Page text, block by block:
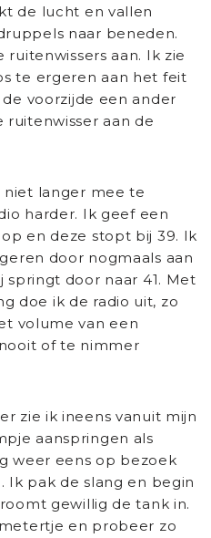
de lucht en vallen
naar beneden.
aan. Ik zie
te ergeren aan het feit
voorzijde een ander
aan de
langer mee te
harder. Ik geef een
en deze stopt bij 39. Ik
door nogmaals aan
springt door naar 41. Met
doe ik de radio uit, zo
volume van een
of te nimmer
zie ik ineens vanuit mijn
aanspringen als
weer eens op bezoek
Ik pak de slang en begin
gewillig de tank in.
en probeer zo